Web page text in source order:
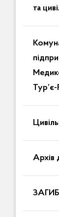
та
Тур’є-
Архів